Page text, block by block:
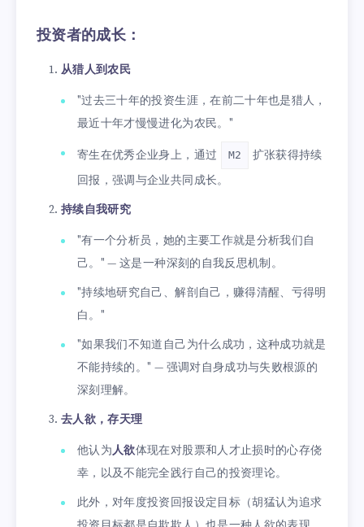
投资者的成长：
从猎人到农民
"过去三十年的投资生涯，在前二十年也是猎人，
最近十年才慢慢进化为农民。"
寄生在优秀企业身上，通过 M2
扩张获得持续
回报，强调与企业共同成长。
持续自我研究
"有一个分析员，她的主要工作就是分析我们自
己。" — 这是一种深刻的自我反思机制。
"持续地研究自己、解剖自己，赚得清醒、亏得明
白。"
"如果我们不知道自己为什么成功，这种成功就是
不能持续的。" — 强调对自身成功与失败根源的
深刻理解。
去人欲，存天理
他认为人欲体现在对股票和人才止损时的心存侥
幸，以及不能完全践行自己的投资理论。
此外，对年度投资回报设定目标（胡猛认为追求